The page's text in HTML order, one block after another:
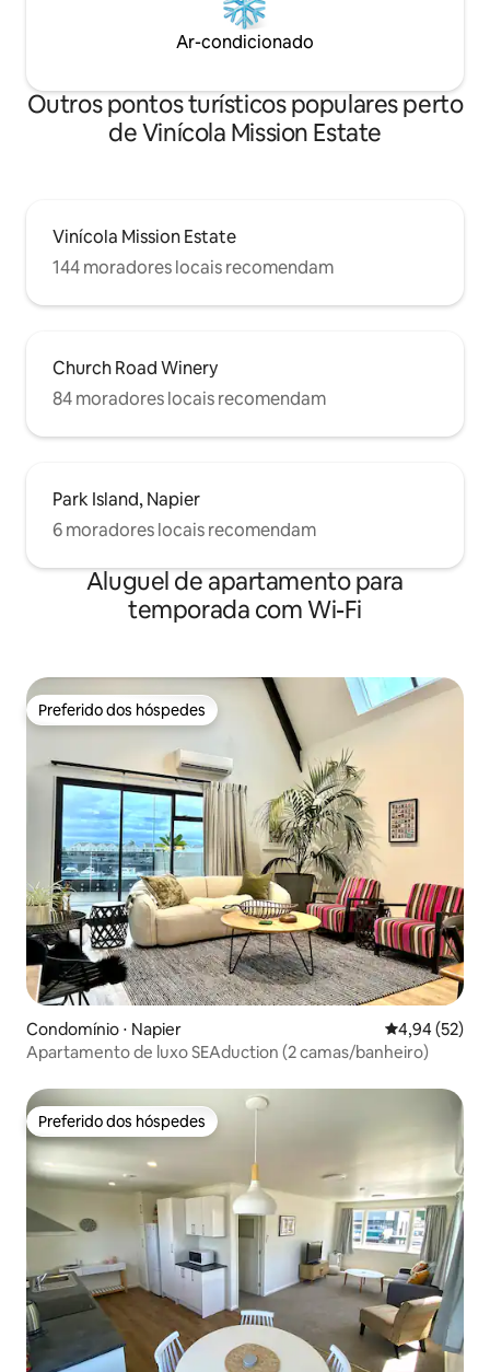
Ar-condicionado
Outros pontos turísticos populares perto
de Vinícola Mission Estate
Vinícola Mission Estate
144 moradores locais recomendam
Church Road Winery
84 moradores locais recomendam
Park Island, Napier
6 moradores locais recomendam
Aluguel de apartamento para
temporada com Wi-Fi
Preferido dos hóspedes
Preferido dos hóspedes
Condomínio ⋅ Napier 4,94 de uma
4,94 (52)
Apartamento de luxo SEAduction (2 camas/banheiro)
Preferido dos hóspedes
Preferido dos hóspedes